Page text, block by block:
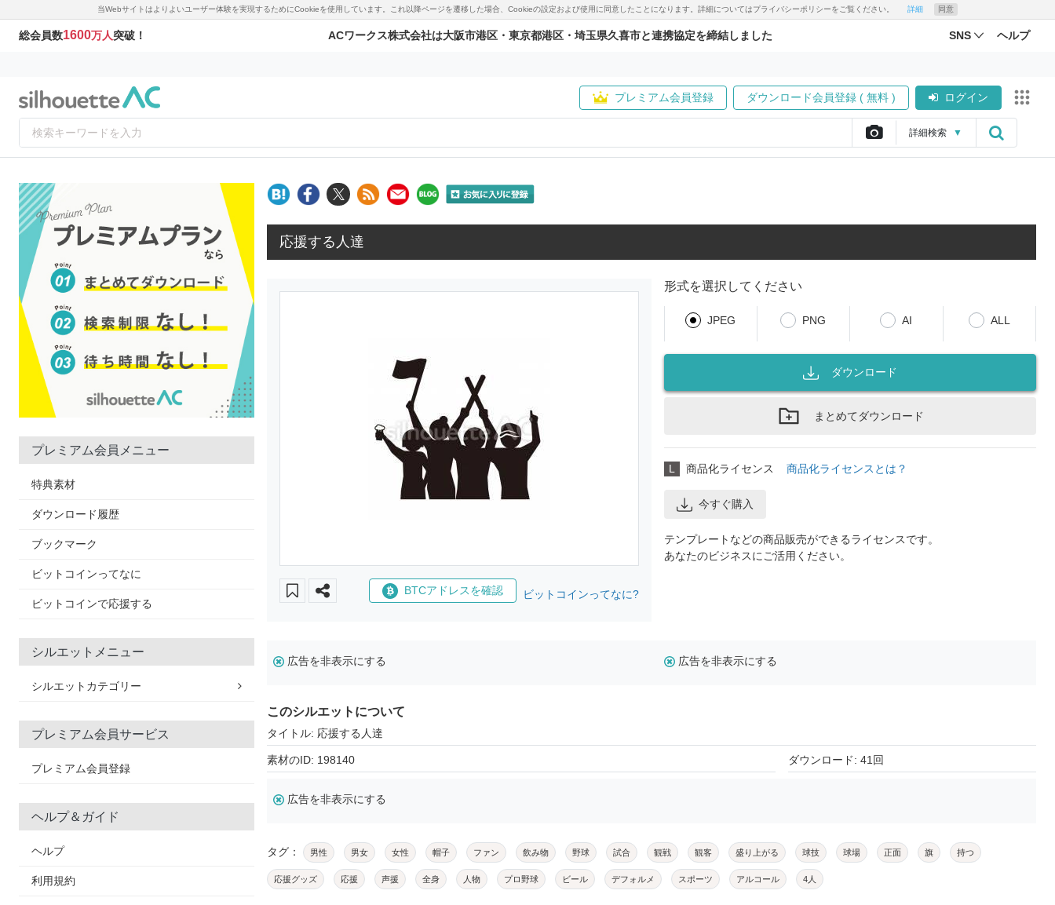
当Webサイトはよりよいユーザー体験を実現するためにCookieを使用しています。これ以降ページを遷移した場合、Cookieの設定および使用に同意したことになります。詳細についてはプライバシーポリシーをご覧ください。 詳細 同意
総会員数1600万人突破！ ACワークス株式会社は大阪市港区・東京都港区・埼玉県久喜市と連携協定を締結しました SNS ヘルプ
プレミアム会員登録 ダウンロード会員登録 ( 無料 ) ログイン
詳細検索 ▼
プレミアム会員メニュー
特典素材
ダウンロード履歴
ブックマーク
ビットコインってなに
ビットコインで応援する
シルエットメニュー
シルエットカテゴリー
プレミアム会員サービス
プレミアム会員登録
ヘルプ＆ガイド
ヘルプ
利用規約
応援する人達
BTCアドレスを確認 ビットコインってなに?
形式を選択してください
JPEG PNG AI ALL
ダウンロード
まとめてダウンロード
L 商品化ライセンス 商品化ライセンスとは？
今すぐ購入
テンプレートなどの商品販売ができるライセンスです。
あなたのビジネスにご活用ください。
広告を非表示にする 広告を非表示にする
このシルエットについて
タイトル: 応援する人達
素材のID: 198140 ダウンロード: 41回
広告を非表示にする
タグ： 男性 男女 女性 帽子 ファン 飲み物 野球 試合 観戦 観客 盛り上がる 球技 球場 正面 旗 持つ
応援グッズ 応援 声援 全身 人物 プロ野球 ビール デフォルメ スポーツ アルコール 4人